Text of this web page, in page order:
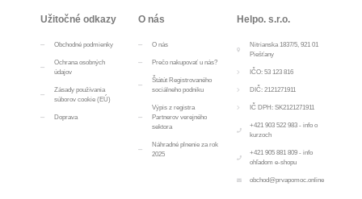
Užitočné odkazy
Obchodné podmienky
Ochrana osobných
údajov
Zásady používania
súborov cookie (EÚ)
Doprava
O nás
O nás
Prečo nakupovať u nás?
Štátút Registrovaného
sociálneho podniku
Výpis z registra
Partnerov verejného
sektora
Náhradné plnenie za rok
2025
Helpo. s.r.o.
Nitrianska 1837/5, 921 01
Piešťany
IČO: 53 123 816
DIČ: 2121271911
IČ DPH: SK2121271911
+421 903 522 983 - info o
kurzoch
+421 905 881 809 - info
ohľadom e-shopu
obchod@prvapomoc.online